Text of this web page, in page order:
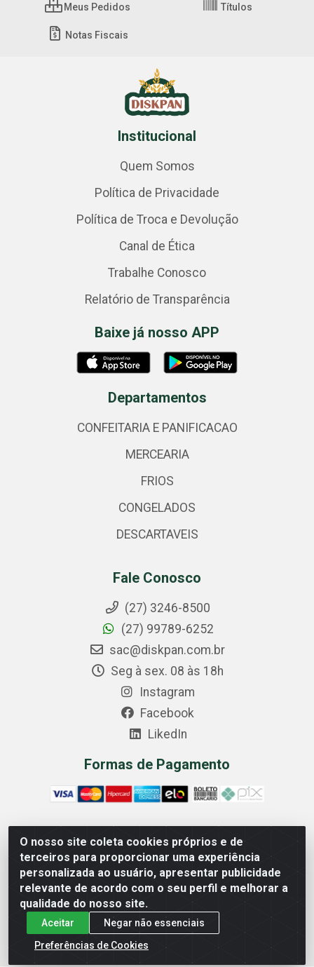
O nosso site coleta cookies próprios e de
terceiros para proporcionar uma experiência
personalizada ao usuário, apresentar publicidade
relevante de acordo com o seu perfil e melhorar a
qualidade do nosso site.
Aceitar
Negar não essenciais
Preferências de Cookies
Meus Pedidos Títulos
Notas Fiscais
Institucional
Quem Somos
Política de Privacidade
Política de Troca e Devolução
Canal de Ética
Trabalhe Conosco
Relatório de Transparência
Baixe já nosso APP
Departamentos
CONFEITARIA E PANIFICACAO
MERCEARIA
FRIOS
CONGELADOS
DESCARTAVEIS
Fale Conosco
(27) 3246-8500
(27) 99789-6252
sac@diskpan.com.br
Seg à sex. 08 às 18h
Instagram
Facebook
LikedIn
Formas de Pagamento
Comercial Diskpan Ltda - Av. Fernando Antonio, 1911 -
Sotelandia, Cariacica/ES - CEP 29140-669 - CNPJ
02.691.482/0001-07